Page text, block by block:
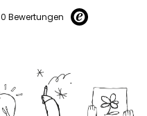
0 Bewertungen